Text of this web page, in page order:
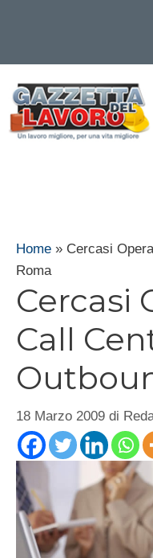
contenuto
Home » Cercasi
Roma
Cercasi
Call
18 Marzo 2009 di